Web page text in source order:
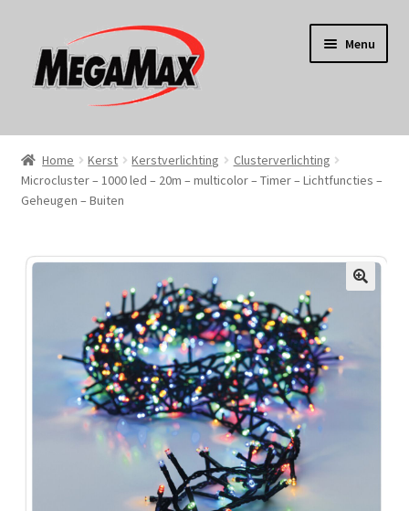
door
naar
naar
de
Menu
Home
KERST
Gereedschap
Wonen
Huishouden
Persoonlijke Verzorging
Home Kerst Kerstverlichting
Clusterverlichting
Microcluster – 1000 led – 20m – multicolor – Timer – Lichtfuncties –
Geheugen – Buiten